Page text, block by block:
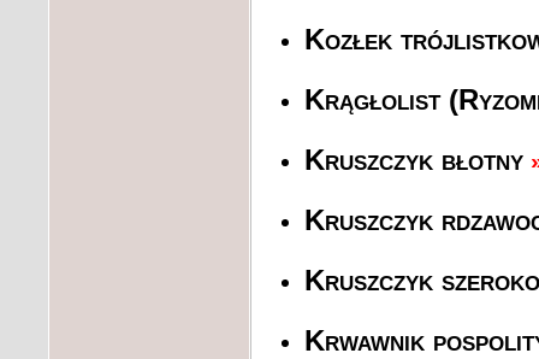
Kozłek
Krągłolist
Kruszczyk błotny
Kruszczyk
Kruszczyk
Krwawnik